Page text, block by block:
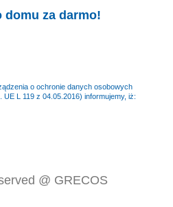
domu za darmo!
o ochronie danych osobowych
L 119 z 04.05.2016) informujemy, iż:
@ GRECOS